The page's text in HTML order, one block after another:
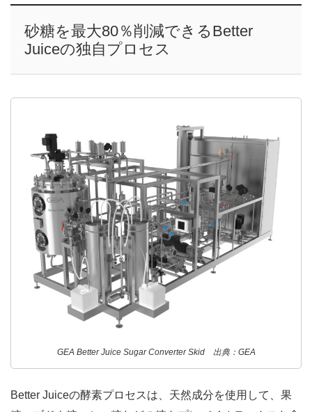
砂糖を最大80％削減できるBetter
Juiceの独自プロセス
GEA Better Juice Sugar Converter Skid 出典：GEA
Better Juiceの酵素プロセスは、天然成分を使用して、果